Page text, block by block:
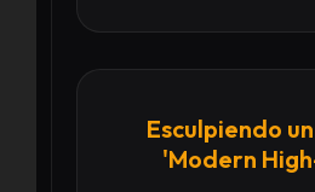
Esculpiendo
'Modern